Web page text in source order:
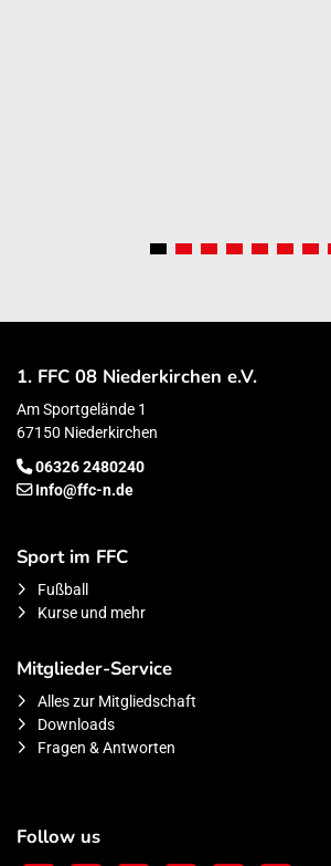
1. FFC 08 Niederkirchen e.V.
Am Sportgelände 1
67150 Niederkirchen
06326 2480240
Info@ffc-n.de
Sport im FFC
Fußball
Kurse und mehr
Mitglieder-Service
Alles zur Mitgliedschaft
Downloads
Fragen & Antworten
Follow us